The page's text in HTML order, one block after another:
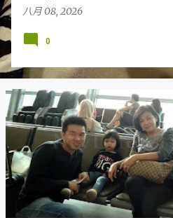
八月 08, 2026
0